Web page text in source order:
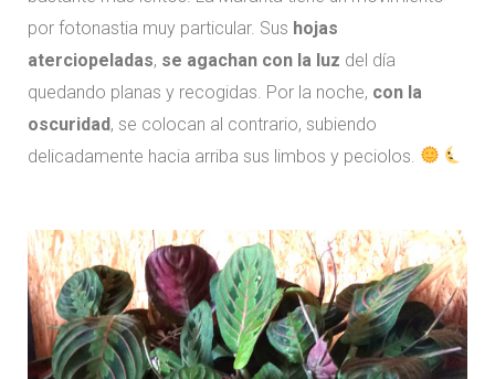
por fotonastia muy particular. Sus hojas
aterciopeladas, se agachan con la luz del día
quedando planas y recogidas. Por la noche, con la
oscuridad, se colocan al contrario, subiendo
delicadamente hacia arriba sus limbos y peciolos.